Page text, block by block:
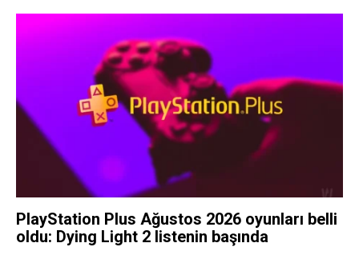
PlayStation Plus Ağustos 2026 oyunları belli
oldu: Dying Light 2 listenin başında